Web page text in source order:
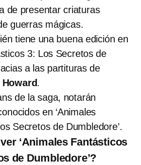
de presentar criaturas
guerras mágicas.
tiene una buena edición en
3: Los Secretos de
a las partituras de
.
de la saga, notarán
en ‘Animales
Secretos de Dumbledore’.
‘Animales Fantásticos
de Dumbledore’?